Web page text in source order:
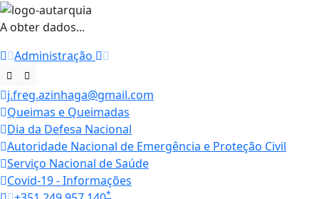
A obter dados...
Administração
j.freg.azinhaga@gmail.com
Queimas e Queimadas
Dia da Defesa Nacional
Autoridade Nacional de Emergência e Proteção Civil
Serviço Nacional de Saúde
Covid-19 - Informações
*